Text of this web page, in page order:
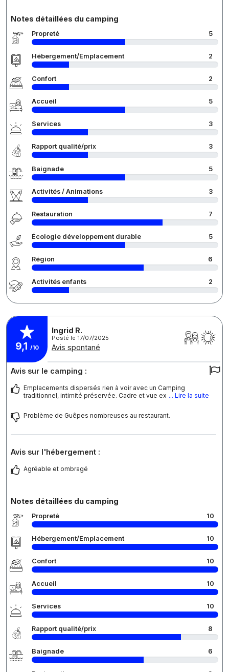
Notes détaillées du camping
Propreté 5
Hébergement/Emplacement 2
Confort 2
Accueil 5
Services 3
Rapport qualité/prix 3
Baignade 5
Activités / Animations 3
Restauration 7
Écologie développement durable 5
Région 6
Activités enfants 2
9,1 /10
Ingrid R.
Posté le 17/07/2025
Avis spontané
Avis sur le camping :
Emplacements dispersés rien à voir avec un Camping
traditionnel, intimité préservée. Cadre et vue ex ... Lire la suite
Problème de Guêpes nombreuses au restaurant.
Avis sur l'hébergement :
Agréable et ombragé
Notes détaillées du camping
Propreté 10
Hébergement/Emplacement 10
Confort 10
Accueil 10
Services 10
Rapport qualité/prix 8
Baignade 6